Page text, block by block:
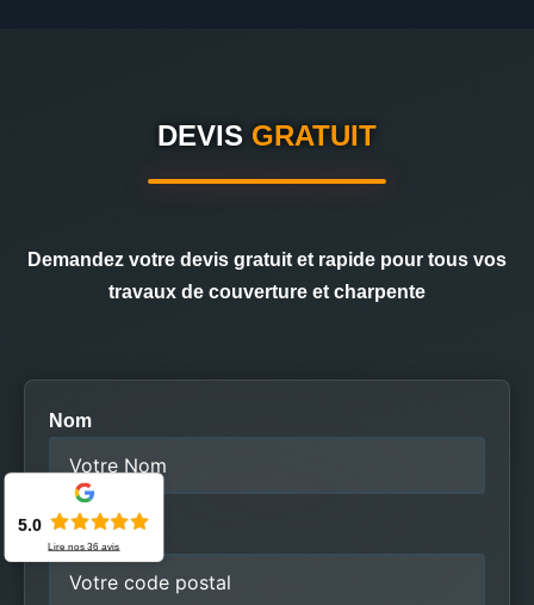
DEVIS GRATUIT
Demandez votre devis gratuit et rapide pour tous vos
travaux de couverture et charpente
Nom
5.0
Lire nos36 avis